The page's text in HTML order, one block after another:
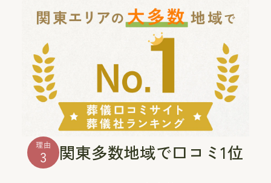
理由
3 関東多数地域で口コミ1位